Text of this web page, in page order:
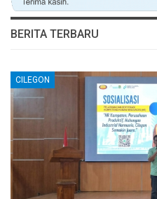
BERITA TERBARU
CILEGON